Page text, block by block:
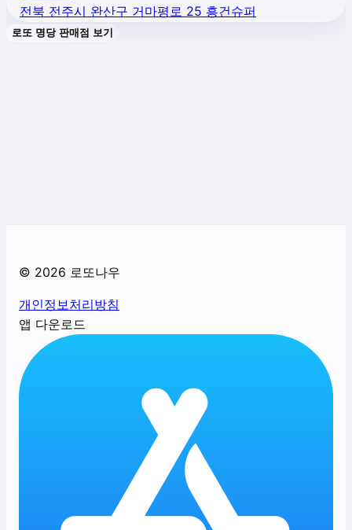
전북 전주시 완산구 거마평로 25 흥건슈퍼
로또 명당 판매점 보기
© 2026 로또나우
개인정보처리방침
앱 다운로드